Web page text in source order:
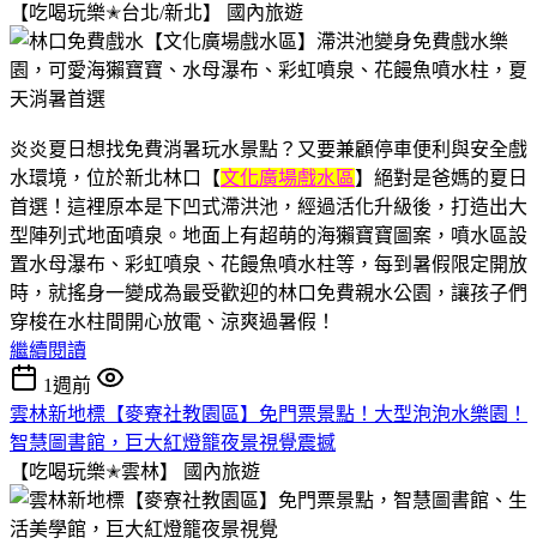
【吃喝玩樂✭台北/新北】
國內旅遊
炎炎夏日想找免費消暑玩水景點？又要兼顧停車便利與安全戲
水環境，位於新北林口【文化廣場戲水區】絕對是爸媽的夏日
首選！這裡原本是下凹式滯洪池，經過活化升級後，打造出大
型陣列式地面噴泉。地面上有超萌的海獺寶寶圖案，噴水區設
置水母瀑布、彩虹噴泉、花饅魚噴水柱等，每到暑假限定開放
時，就搖身一變成為最受歡迎的林口免費親水公園，讓孩子們
穿梭在水柱間開心放電、涼爽過暑假！
繼續閱讀
1週前
雲林新地標【麥寮社教園區】免門票景點！大型泡泡水樂園！
智慧圖書館，巨大紅燈籠夜景視覺震撼
【吃喝玩樂✭雲林】
國內旅遊